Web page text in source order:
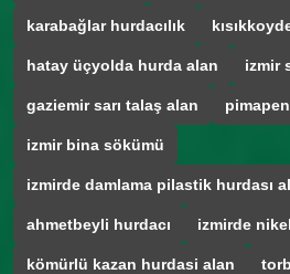
karabağlar hurdacılık
hatay üçyolda hurda alan izmir
gaziemir sarı talaş alan
izmir bina sökümü
izmirde damlama pilastik hurdası
ahmetbeyli hurdacı izmirde
kömürlü kazan hurdasi alan